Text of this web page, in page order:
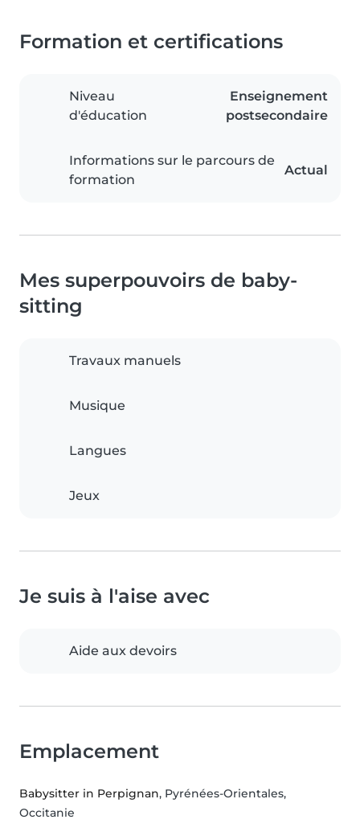
Formation et certifications
Niveau
d'éducation
Enseignement
postsecondaire
Informations sur le parcours de
formation
Actual
Mes superpouvoirs de baby-
sitting
Travaux manuels
Musique
Langues
Jeux
Je suis à l'aise avec
Aide aux devoirs
Emplacement
Babysitter in Perpignan, Pyrénées-Orientales,
Occitanie